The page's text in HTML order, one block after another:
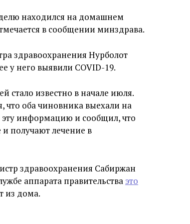
находился на домашнем
в сообщении минздрава.
здравоохранения Нурболот
у него выявили COVID-19.
стало известно в начале июля.
что оба чиновника выехали на
информацию и сообщил, что
получают лечение в
здравоохранения Сабиржан
аппарата правительства это
из дома.